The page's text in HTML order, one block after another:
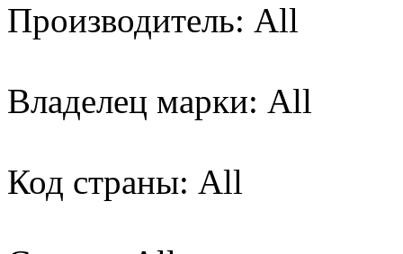
Производитель: All
Владелец марки: All
Код страны: All